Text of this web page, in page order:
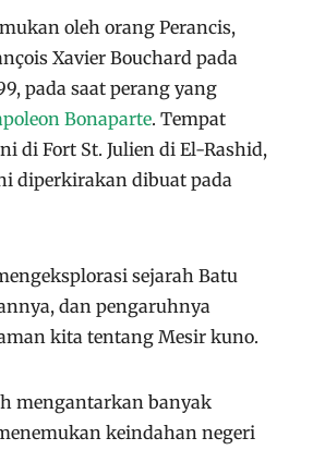
oleh orang Perancis,
Xavier Bouchard pada
pada saat perang yang
Bonaparte. Tempat
di Fort St. Julien di El-Rashid,
diperkirakan dibuat pada
sejarah Batu
dan pengaruhnya
kita tentang Mesir kuno.
mengantarkan banyak
keindahan negeri